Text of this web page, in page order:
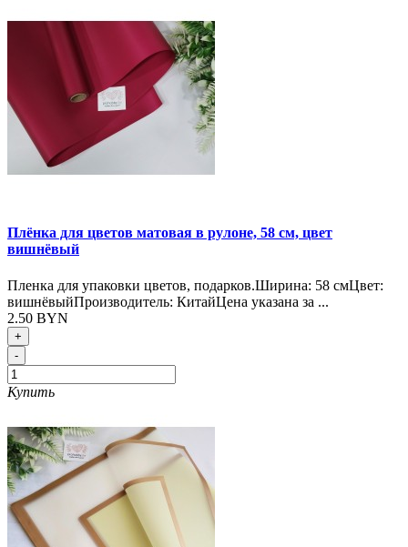
Плёнка для цветов матовая в рулоне, 58 см, цвет
вишнёвый
Пленка для упаковки цветов, подарков.Ширина: 58 смЦвет:
вишнёвыйПроизводитель: КитайЦена указана за ...
2.50 BYN
+
-
Купить